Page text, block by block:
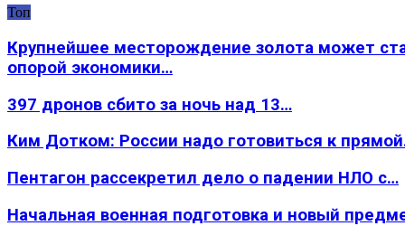
Топ
Крупнейшее месторождение золота может
опорой экономики…
397 дронов сбито за ночь над 13…
Ким Дотком: России надо готовиться к
Пентагон рассекретил дело о падении НЛО с…
Начальная военная подготовка и новый